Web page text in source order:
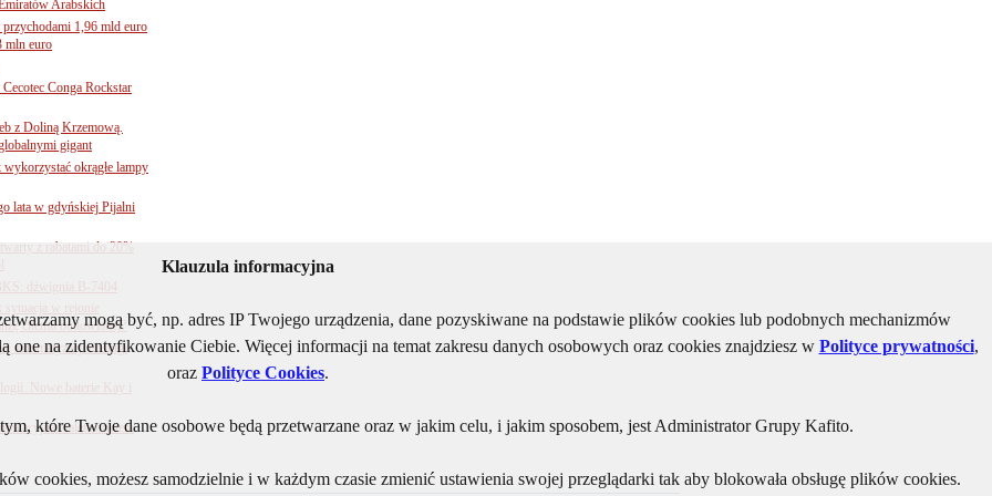
Arabskich
1,96 mld euro
mln euro
Conga Rockstar
z Doliną Krzemową.
gigant
okrągłe lampy
lata w gdyńskiej Pijalni
z rabatami do 20%
dźwignia B-7404
w rejonie
chemii budowlanej?
automatyzacji obsługi
Nowe baterie Kay i
toaleta otwiera
Klauzula informacyjna
mogą być, np. adres IP Twojego urządzenia, dane pozyskiwane na podstawie plików cookies lub podobnych mechanizmów
na zidentyfikowanie Ciebie. Więcej informacji na temat zakresu danych osobowych oraz cookies znajdziesz w Polityce prywatności,
oraz Polityce Cookies.
które Twoje dane osobowe będą przetwarzane oraz w jakim celu, i jakim sposobem, jest Administrator Grupy Kafito.
cookies, możesz samodzielnie i w każdym czasie zmienić ustawienia swojej przeglądarki tak aby blokowała obsługę plików cookies.